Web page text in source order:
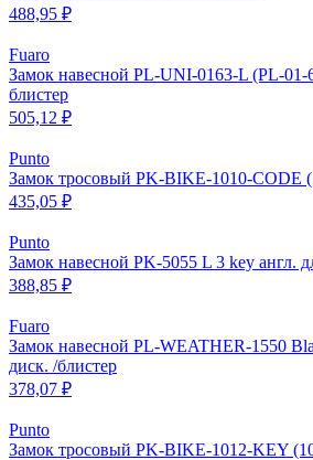
488,95 ₽
Fuaro
Замок навесной PL-UNI-0163-L (PL-01-
блистер
505,12 ₽
Punto
Замок тросовый PK-BIKE-1010-CODE
435,05 ₽
Punto
Замок навесной PK-5055 L 3 key англ.
388,85 ₽
Fuaro
Замок навесной PL-WEATHER-1550
диск. /блистер
378,07 ₽
Punto
Замок тросовый PK-BIKE-1012-KEY